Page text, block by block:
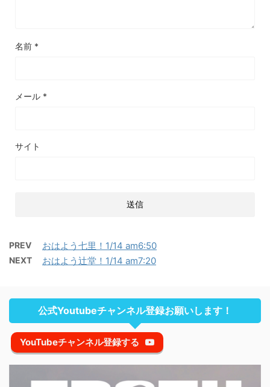
名前 *
メール *
サイト
PREV おはよう七里！1/14 am6:50
NEXT おはよう辻堂！1/14 am7:20
公式Youtubeチャンネル登録お願いします！
YouTubeチャンネル登録する